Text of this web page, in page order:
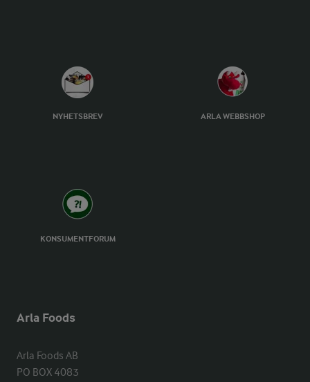
NYHETSBREV ARLA WEBBSHOP
KONSUMENTFORUM
Arla Foods
Arla Foods AB
PO BOX 4083